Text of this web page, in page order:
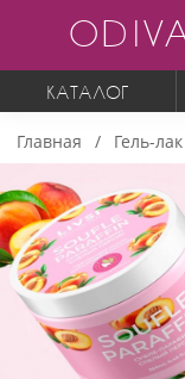
КАТАЛОГ
Главная Гель-лак